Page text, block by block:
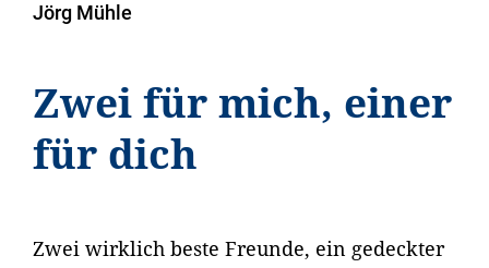
Jörg Mühle
Zwei für mich, einer
für dich
Zwei wirklich beste Freunde, ein gedeckter